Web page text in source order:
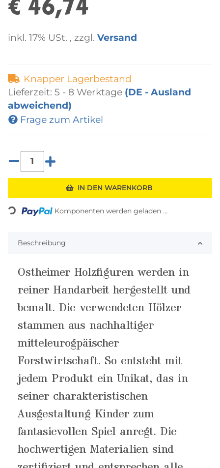
€ 46,74
inkl. 17% USt. , zzgl. Versand
Knapper Lagerbestand
Lieferzeit: 5 - 8 Werktage (DE - Ausland
abweichend)
Frage zum Artikel
IN DEN WARENKORB
Loading... Komponenten werden geladen ...
Beschreibung
Ostheimer Holzfiguren werden in
reiner Handarbeit hergestellt und
bemalt. Die verwendeten Hölzer
stammen aus nachhaltiger
mitteleurogpäischer
Forstwirtschaft. So entsteht mit
jedem Produkt ein Unikat, das in
seiner charakteristischen
Ausgestaltung Kinder zum
fantasievollen Spiel anregt. Die
hochwertigen Materialien sind